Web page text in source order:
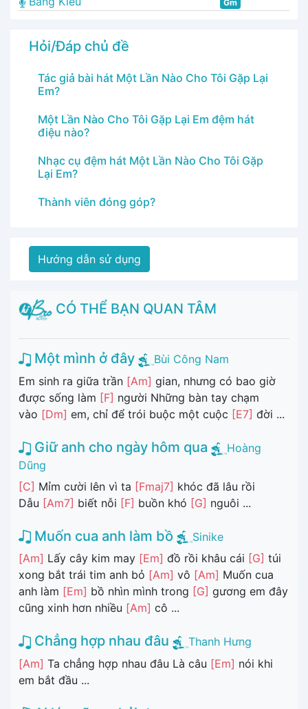
Gm
Hỏi/Đáp chủ đề
Tác giả bài hát Một Lần Nào Cho Tôi Gặp Lại
Em?
Một Lần Nào Cho Tôi Gặp Lại Em đệm hát
điệu nào?
Nhạc cụ đệm hát Một Lần Nào Cho Tôi Gặp
Lại Em?
Thành viên đóng góp?
Hướng dẫn sử dụng
CÓ THỂ BẠN QUAN TÂM
Một mình ở đây
Bùi Công Nam
Em sinh ra giữa trần [Am] gian, nhưng có bao giờ
được sống làm [F] người Những bàn tay chạm
vào [Dm] em, chỉ để trói buộc một cuộc [E7] đời ...
Giữ anh cho ngày hôm qua
Hoàng
Dũng
[C] Mỉm cười lên vì ta [Fmaj7] khóc đã lâu rồi
Dẫu [Am7] biết nỗi [F] buồn khó [G] nguôi ...
Muốn cua anh làm bồ
Sinike
[Am] Lấy cây kim may [Em] đồ rồi khâu cái [G] túi
xong bắt trái tim anh bỏ [Am] vô [Am] Muốn cua
anh làm [Em] bồ nhìn mình trong [G] gương em đây
cũng xinh hơn nhiều [Am] cô ...
Chẳng hợp nhau đâu
Thanh Hưng
[Am] Ta chẳng hợp nhau đâu Là câu [Em] nói khi
em bắt đầu ...